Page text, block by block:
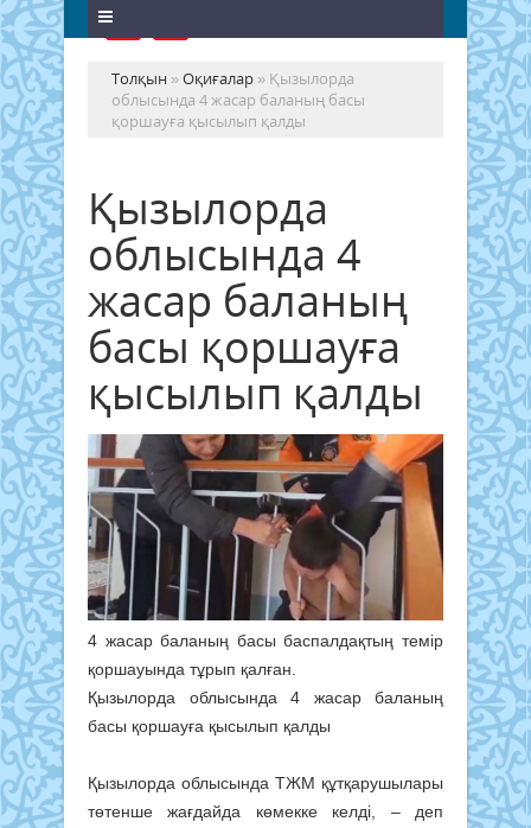
Толқын »Оқиғалар » Қызылорда
облысында 4 жасар баланың басы
қоршауға қысылып қалды
Қызылорда
облысында 4
жасар баланың
басы қоршауға
қысылып қалды
4 жасар баланың басы баспалдақтың темір
қоршауында тұрып қалған.
Қызылорда облысында 4 жасар баланың
басы қоршауға қысылып қалды
Қызылорда облысында ТЖМ құтқарушылары
төтенше жағдайда көмекке келді, – деп